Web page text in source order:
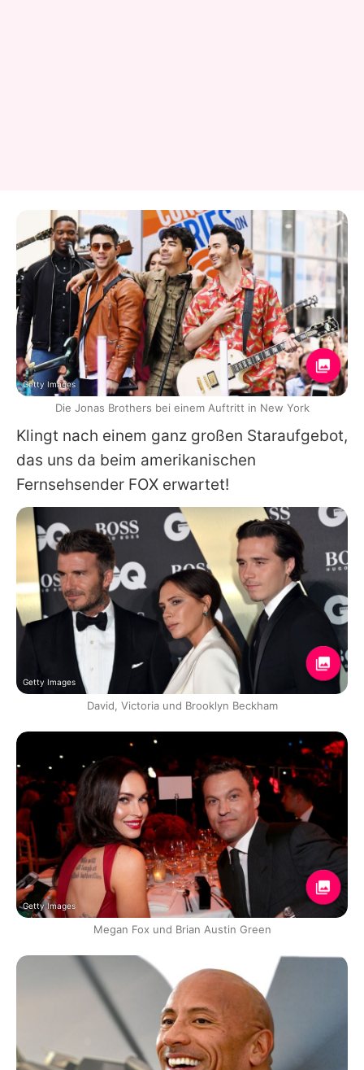
Klingt nach einem ganz großen Staraufgebot,
das uns da beim amerikanischen
Fernsehsender FOX erwartet!
Getty Images
Die Jonas Brothers bei einem Auftritt in New York
Getty Images
David, Victoria und Brooklyn Beckham
Getty Images
Megan Fox und Brian Austin Green